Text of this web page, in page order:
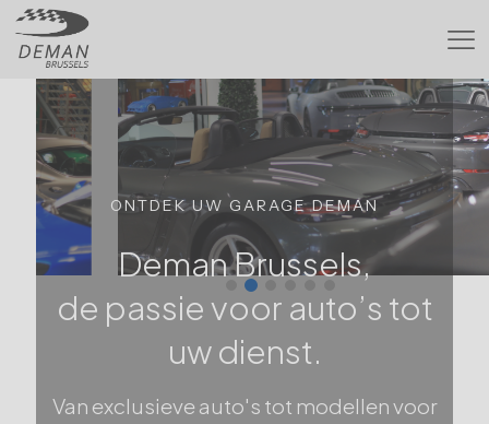
ONTDEK UW GARAGE DEMAN
Deman Brussels,
de passie voor auto’s tot
uw dienst.
Van exclusieve auto's tot modellen voor